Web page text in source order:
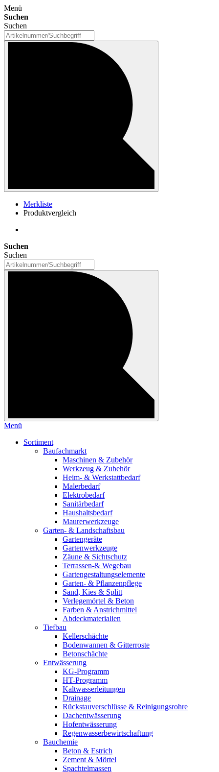
Menü
Suchen
Suchen
Merkliste
Produktvergleich
Suchen
Suchen
Menü
Sortiment
Baufachmarkt
Maschinen & Zubehör
Werkzeug & Zubehör
Heim- & Werkstattbedarf
Malerbedarf
Elektrobedarf
Sanitärbedarf
Haushaltsbedarf
Maurerwerkzeuge
Garten- & Landschaftsbau
Gartengeräte
Gartenwerkzeuge
Zäune & Sichtschutz
Terrassen-& Wegebau
Gartengestaltungselemente
Garten- & Pflanzenpflege
Sand, Kies & Splitt
Verlegemörtel & Beton
Farben & Anstrichmittel
Abdeckmaterialien
Tiefbau
Kellerschächte
Bodenwannen & Gitterroste
Betonschächte
Entwässerung
KG-Programm
HT-Programm
Kaltwasserleitungen
Drainage
Rückstauverschlüsse & Reinigungsrohre
Dachentwässerung
Hofentwässerung
Regenwasserbewirtschaftung
Bauchemie
Beton & Estrich
Zement & Mörtel
Spachtelmassen